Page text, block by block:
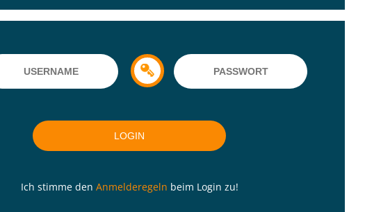
Ich stimme den Anmelderegeln beim Login zu!